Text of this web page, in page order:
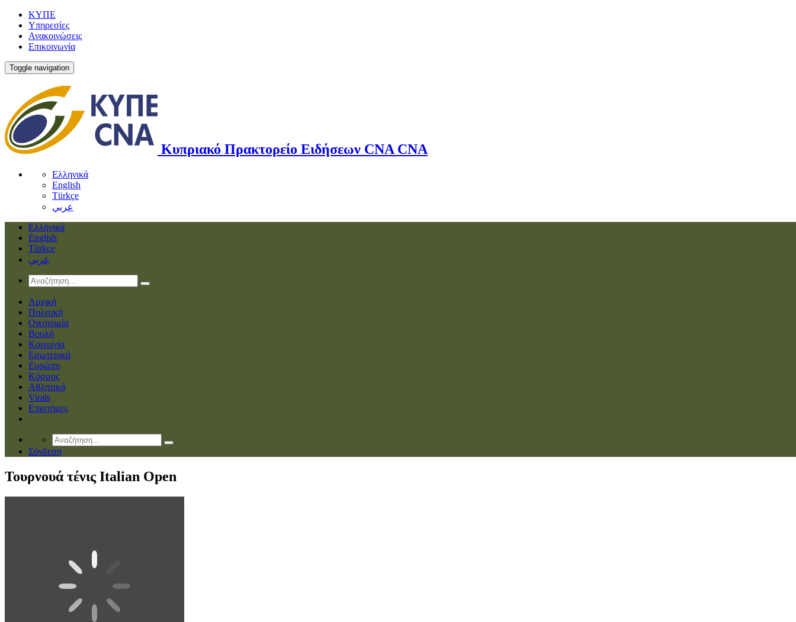
ΚΥΠΕ
Υπηρεσίες
Ανακοινώσεις
Επικοινωνία
Toggle navigation
Κυπριακό Πρακτορείο Ειδήσεων CNA CNA
Ελληνικά
English
Türkçe
عربي
Ελληνικά
English
Türkçe
عربي
Αρχική
Πολιτική
Οικονομία
Βουλή
Κοινωνία
Εσωτερικά
Ευρώπη
Κόσμος
Αθλητικά
Virals
Επιστήμες
Σύνδεση
Τουρνουά τένις Italian Open